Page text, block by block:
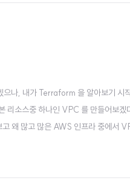
나, 내가 Terraform 을 알아보기 시
리소스중 하나인 VPC 를 만들어보
왜 많고 많은 AWS 인프라 중에서